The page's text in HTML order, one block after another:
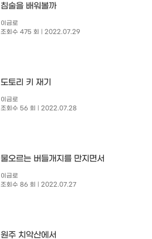
침술을 배워볼까
이금로
조회수 475 회
| 2022.07.29
도토리 키 재기
이금로
조회수 56 회
| 2022.07.28
물오르는 버들개지를 만지면서
이금로
조회수 86 회
| 2022.07.27
원주 치악산에서